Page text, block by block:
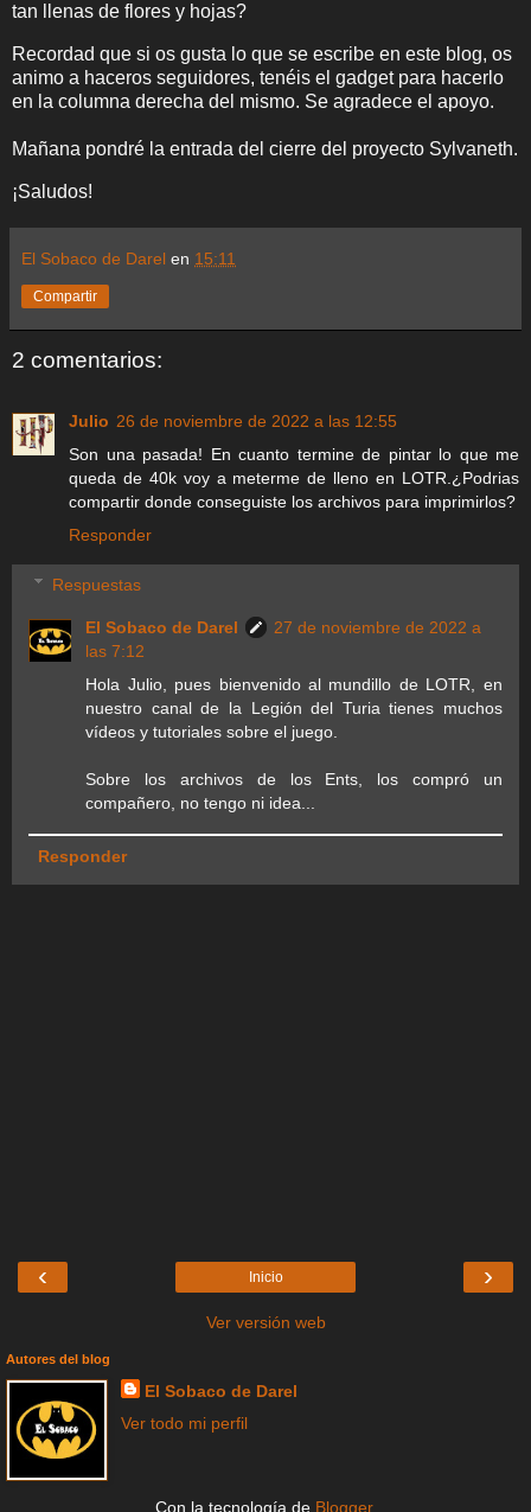
tan llenas de flores y hojas?
Recordad que si os gusta lo que se escribe en este blog, os
animo a haceros seguidores, tenéis el gadget para hacerlo
en la columna derecha del mismo. Se agradece el apoyo.
Mañana pondré la entrada del cierre del proyecto Sylvaneth.
¡Saludos!
El Sobaco de Darel en 15:11
Compartir
2 comentarios:
Julio 26 de noviembre de 2022 a las 12:55
Son una pasada! En cuanto termine de pintar lo que me
queda de 40k voy a meterme de lleno en LOTR.¿Podrias
compartir donde conseguiste los archivos para imprimirlos?
Responder
Respuestas
El Sobaco de Darel
27 de noviembre de 2022 a
las 7:12
Hola Julio, pues bienvenido al mundillo de LOTR, en
nuestro canal de la Legión del Turia tienes muchos
vídeos y tutoriales sobre el juego.
Sobre los archivos de los Ents, los compró un
compañero, no tengo ni idea...
Responder
‹ ›
Inicio
Ver versión web
Autores del blog
El Sobaco de Darel
Ver todo mi perfil
Con la tecnología de Blogger.